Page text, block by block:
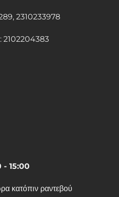
2310233978
2102204383
- 15:00
κατόπιν ραντεβού